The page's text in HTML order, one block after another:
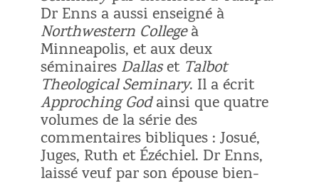
Dr Enns a aussi enseigné à
Northwestern Collegeà
Minneapolis, et aux deux
séminaires Dallaset Talbot
Theological Seminary. Il a écrit
Approching Godainsi que quatre
volumes de la série des
commentaires bibliques : Josué,
Juges, Ruth et Ézéchiel. Dr Enns,
laissé veuf par son épouse bien-